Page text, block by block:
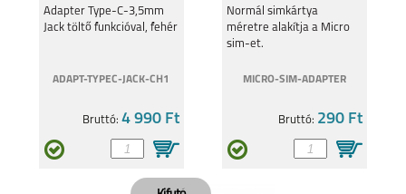
Fehér
Adapter Type-C-3,5mm
Jack töltő funkcióval, fehér
ADAPT-TYPEC-JACK-CH1
Bruttó: 4 990 Ft
Normál simkártya
méretre alakítja a Micro
sim-et.
MICRO-SIM-ADAPTER
Bruttó: 290 Ft